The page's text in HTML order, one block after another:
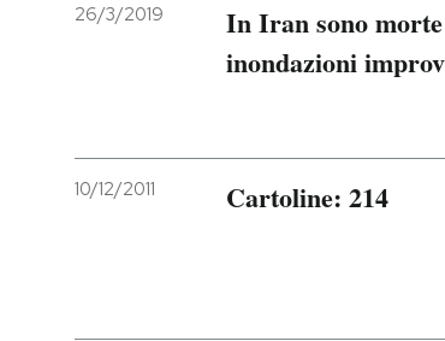
26/3/2019
In Iran sono morte
inondazioni
10/12/2011 Cartoline: 214